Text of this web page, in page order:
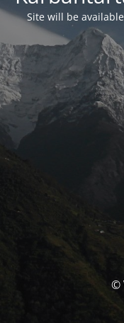
Site will be
©